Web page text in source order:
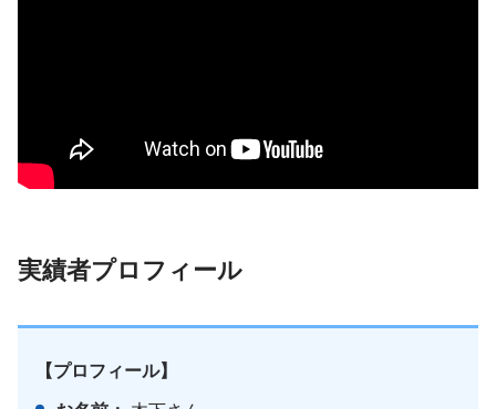
実績者プロフィール
【プロフィール】